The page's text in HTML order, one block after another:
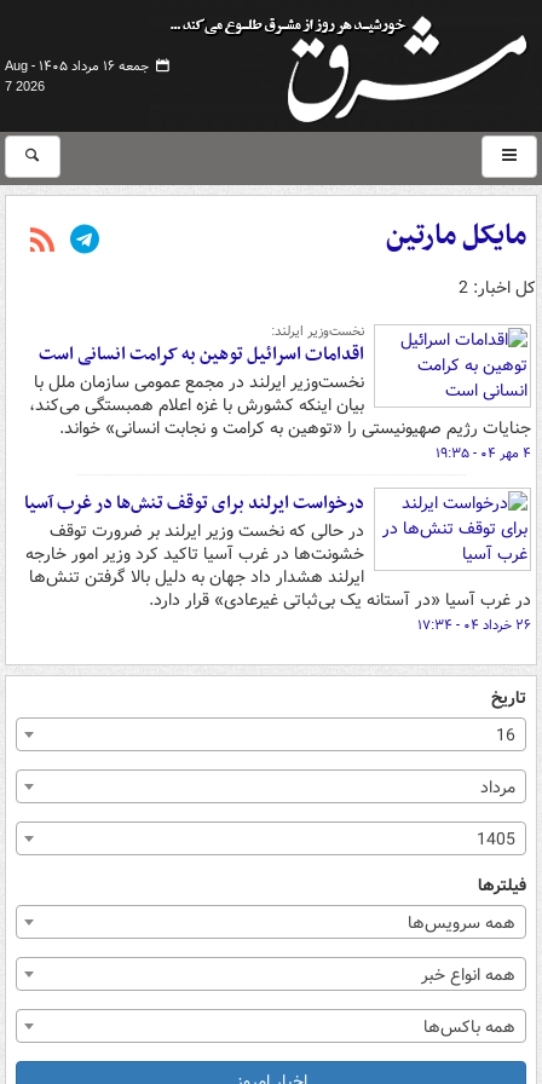
جمعه ۱۶ مرداد ۱۴۰۵ -
Aug
7 2026
مایکل مارتین
کل اخبار: 2
نخست‌وزیر ایرلند:
اقدامات اسرائیل توهین به کرامت انسانی است
نخست‌وزیر ایرلند در مجمع عمومی سازمان ملل با
بیان اینکه کشورش با غزه اعلام همبستگی می‌کند،
جنایات رژیم صهیونیستی را «توهین به کرامت و نجابت انسانی» خواند.
۴ مهر ۰۴ - ۱۹:۳۵
درخواست ایرلند برای توقف تنش‌ها در غرب آسیا
در حالی که نخست وزیر ایرلند بر ضرورت توقف
خشونت‌ها در غرب آسیا تاکید کرد وزیر امور خارجه
ایرلند هشدار داد جهان به دلیل بالا گرفتن تنش‌ها
در غرب آسیا «در آستانه یک بی‌ثباتی غیرعادی» قرار دارد.
۲۶ خرداد ۰۴ - ۱۷:۳۴
تاریخ
16
مرداد
1405
فیلترها
همه سرویس‌ها
همه انواع خبر
همه باکس‌ها